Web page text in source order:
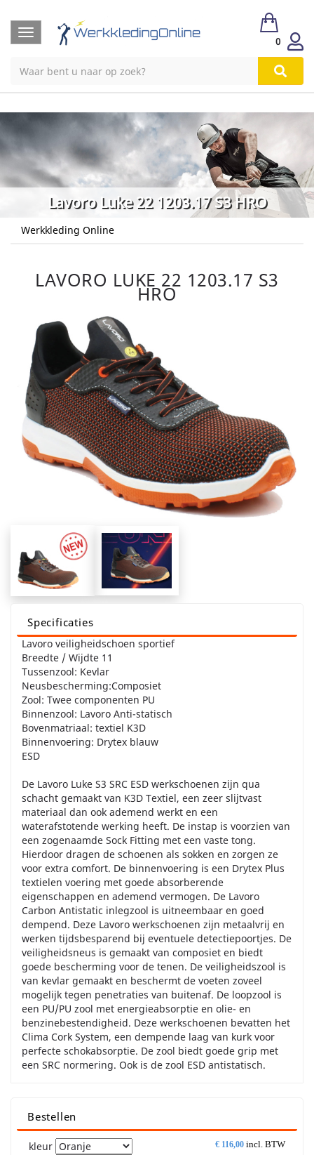
Toggle
navigation
0
Lavoro Luke 22 1203.17 S3 HRO
Werkkleding Online
LAVORO LUKE 22 1203.17 S3
HRO
Specificaties
Lavoro veiligheidschoen sportief
Breedte / Wijdte 11
Tussenzool: Kevlar
Neusbescherming:Composiet
Zool: Twee componenten PU
Binnenzool: Lavoro Anti-statisch
Bovenmatriaal: textiel K3D
Binnenvoering: Drytex blauw
ESD
De Lavoro Luke S3 SRC ESD werkschoenen zijn qua
schacht gemaakt van K3D Textiel, een zeer slijtvast
materiaal dan ook ademend werkt en een
waterafstotende werking heeft. De instap is voorzien van
een zogenaamde Sock Fitting met een vaste tong.
Hierdoor dragen de schoenen als sokken en zorgen ze
voor extra comfort. De binnenvoering is een Drytex Plus
textielen voering met goede absorberende
eigenschappen en ademend vermogen. De Lavoro
Carbon Antistatic inlegzool is uitneembaar en goed
dempend. Deze Lavoro werkschoenen zijn metaalvrij en
werken tijdsbesparend bij eventuele detectiepoortjes. De
veiligheidsneus is gemaakt van composiet en biedt
goede bescherming voor de tenen. De veiligheidszool is
van kevlar gemaakt en beschermt de voeten zoveel
mogelijk tegen penetraties van buitenaf. De loopzool is
een PU/PU zool met energieabsorptie en olie- en
benzinebestendigheid. Deze werkschoenen bevatten het
Clima Cork System, een dempende laag van kurk voor
perfecte schokabsorptie. De zool biedt goede grip met
een SRC normering. Ook is de zool ESD antistatisch.
Bestellen
€ 116,00 incl. BTW
kleur